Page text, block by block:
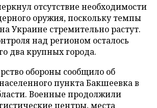
отсутствие необходимости
оружия, поскольку темпы
Украине стремительно растут.
над регионом осталось
два крупных города.
обороны сообщило об
пункта Бакшеевка в
Военные продолжили
центры, места